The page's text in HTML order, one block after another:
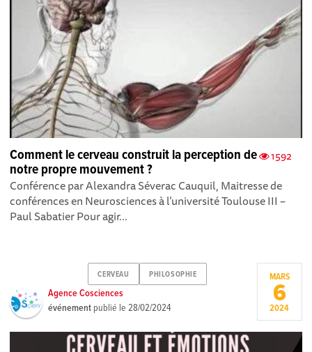
1592
Comment le cerveau construit la perception de
notre propre mouvement ?
Conférence par Alexandra Séverac Cauquil, Maitresse de
conférences en Neurosciences à l’université Toulouse III –
Paul Sabatier Pour agir...
CERVEAU PHILOSOPHIE
Agence Cosciences
événement publié le28/02/2024
MARS
6
2024